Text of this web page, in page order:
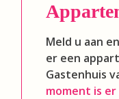
Meld u aan
er een
Gastenhuis
moment is